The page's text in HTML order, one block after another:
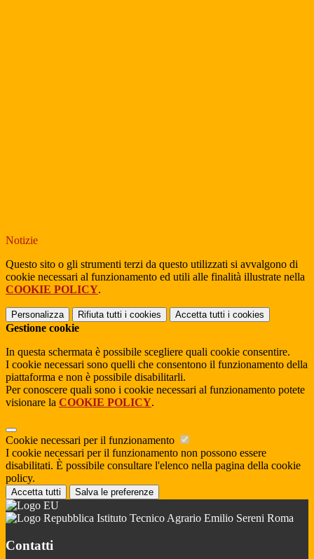
Notizie
Questo sito o gli strumenti terzi da questo utilizzati si avvalgono di
cookie necessari al funzionamento ed utili alle finalità illustrate nella
COOKIE POLICY.
Personalizza Rifiuta tutti i cookies Accetta tutti i cookies
Gestione cookie
In questa schermata è possibile scegliere quali cookie consentire.
I cookie necessari sono quelli che consentono il funzionamento della
piattaforma e non è possibile disabilitarli.
Per conoscere quali sono i cookie necessari al funzionamento potete
visionare la COOKIE POLICY.
Cookie necessari per il funzionamento
I cookie necessari per il funzionamento non possono essere
disabilitati. È possibile consultare l'elenco nella pagina della cookie
policy.
Accetta tutti Salva le preferenze
Istituto Tecnico Agrario Emilio Sereni Roma
Contatti